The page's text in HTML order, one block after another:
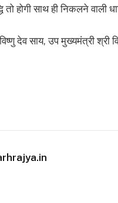
तो होगी साथ ही निकलने
देव साय, उप मुख्यमंत्री श्री